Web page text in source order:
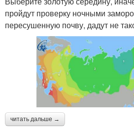
пройдут проверку ночными
пересушенную почву, дадут не
читать дальше →